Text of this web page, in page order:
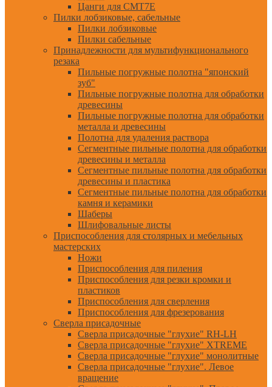
Цанги для CMT7E
Пилки лобзиковые, сабельные
Пилки лобзиковые
Пилки сабельные
Принадлежности для мультифункционального
резака
Пильные погружные полотна "японский
зуб"
Пильные погружные полотна для обработки
древесины
Пильные погружные полотна для обработки
металла и древесины
Полотна для удаления раствора
Сегментные пильные полотна для обработки
древесины и металла
Сегментные пильные полотна для обработки
древесины и пластика
Сегментные пильные полотна для обработки
камня и керамики
Шаберы
Шлифовальные листы
Приспособления для столярных и мебельных
мастерских
Ножи
Приспособления для пиления
Приспособления для резки кромки и
пластиков
Приспособления для сверления
Приспособления для фрезерования
Сверла присадочные
Сверла присадочные "глухие" RH-LH
Сверла присадочные "глухие" XTREME
Сверла присадочные "глухие" монолитные
Сверла присадочные "глухие". Левое
вращение